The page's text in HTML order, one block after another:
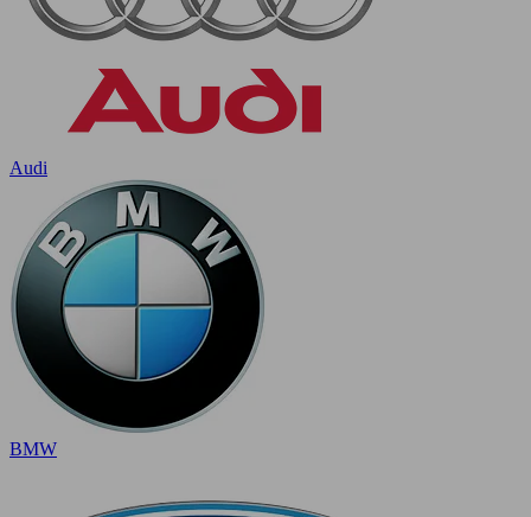
Audi
BMW